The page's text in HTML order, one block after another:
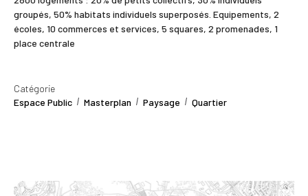
groupés, 50% habitats individuels superposés. Equipements, 2
écoles, 10 commerces et services, 5 squares, 2 promenades, 1
place centrale
Catégorie
Espace Public
Masterplan Paysage Quartier